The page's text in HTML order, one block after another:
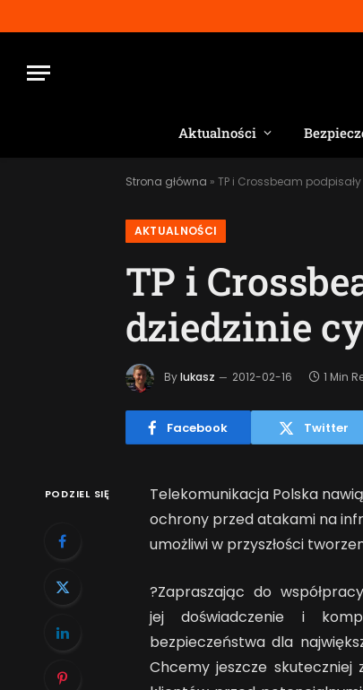
Aktualności
Strona główna » TP i Crossbeam
AKTUALNOŚCI
TP i
dziedzinie
By lukasz 2012-02-16 1 Min
Facebook Twitter
PODZIEL SIĘ
Telekomunikacja Polska
ochrony przed atakami na
umożliwi w przyszłości
?Zapraszając do
jej doświadczenie i
bezpieczeństwa dla
Chcemy jeszcze